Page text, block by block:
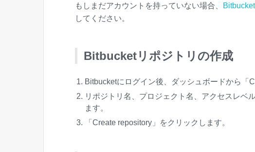
もしまだアカウントを持っていない場合、
してください。
Bitbucketリポジトリの作成
Bitbucketにログイン後、ダッシュボードから「
リポジトリ名、プロジェクト名、アクセスレベ
ます。
「Create repository」をクリックします。